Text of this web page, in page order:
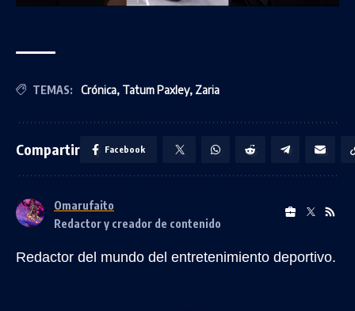
TEMAS: Crónica, Tatum Paxley, Zaria
Compartir Facebook
Omarufaito
Redactor y creador de contenido
Redactor del mundo del entretenimiento deportivo.